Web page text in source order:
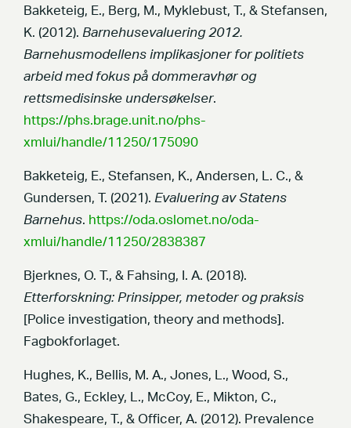
Bakketeig, E., Berg, M., Myklebust, T., & Stefansen,
K. (2012). Barnehusevaluering 2012.
Barnehusmodellens implikasjoner for politiets
arbeid med fokus på dommeravhør og
rettsmedisinske undersøkelser.
https://phs.brage.unit.no/phs-
xmlui/handle/11250/175090
Bakketeig, E., Stefansen, K., Andersen, L. C., &
Gundersen, T. (2021). Evaluering av Statens
Barnehus. https://oda.oslomet.no/oda-
xmlui/handle/11250/2838387
Bjerknes, O. T., & Fahsing, I. A. (2018).
Etterforskning: Prinsipper, metoder og praksis
[Police investigation, theory and methods].
Fagbokforlaget.
Hughes, K., Bellis, M. A., Jones, L., Wood, S.,
Bates, G., Eckley, L., McCoy, E., Mikton, C.,
Shakespeare, T., & Officer, A. (2012). Prevalence